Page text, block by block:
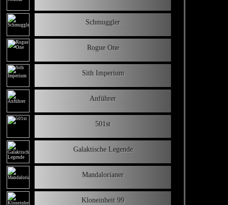
Schmuggler
Rogue One
Sith Imperium
Anführer
501st
Galaktische Legende
Mandalorianer
Kloneinheit 99